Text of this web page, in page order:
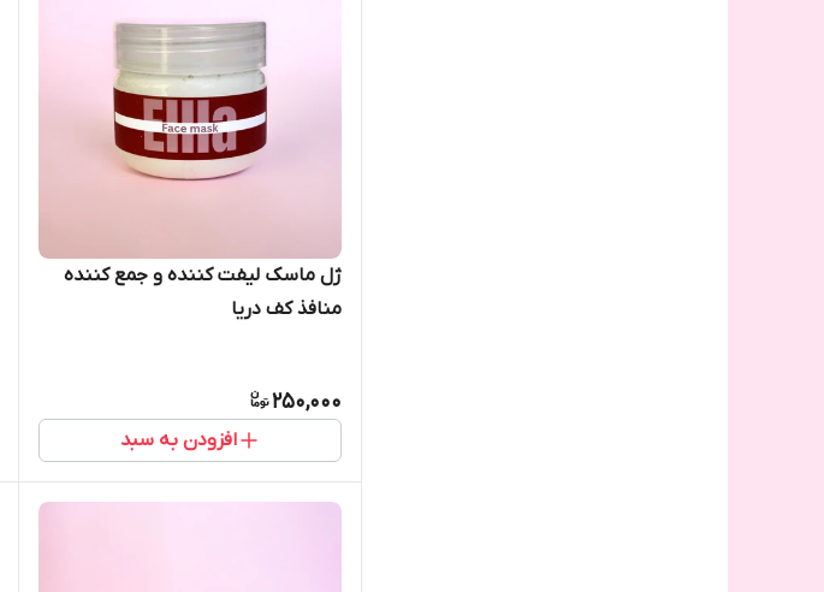
ژل ماسک لیفت کننده و جمع کننده
منافذ کف دریا
250,000
افزودن به سبد